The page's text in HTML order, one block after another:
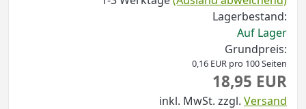
Lagerbestand:
Auf Lager
Grundpreis:
0,16 EUR pro 100 Seiten
18,95 EUR
inkl. MwSt. zzgl. Versand